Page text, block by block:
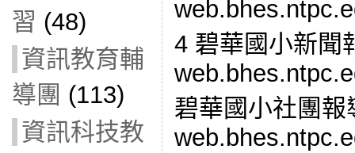
習 (48)
資訊教育輔
導團 (113)
資訊科技教
4 碧華國小新聞
碧華國小社團報